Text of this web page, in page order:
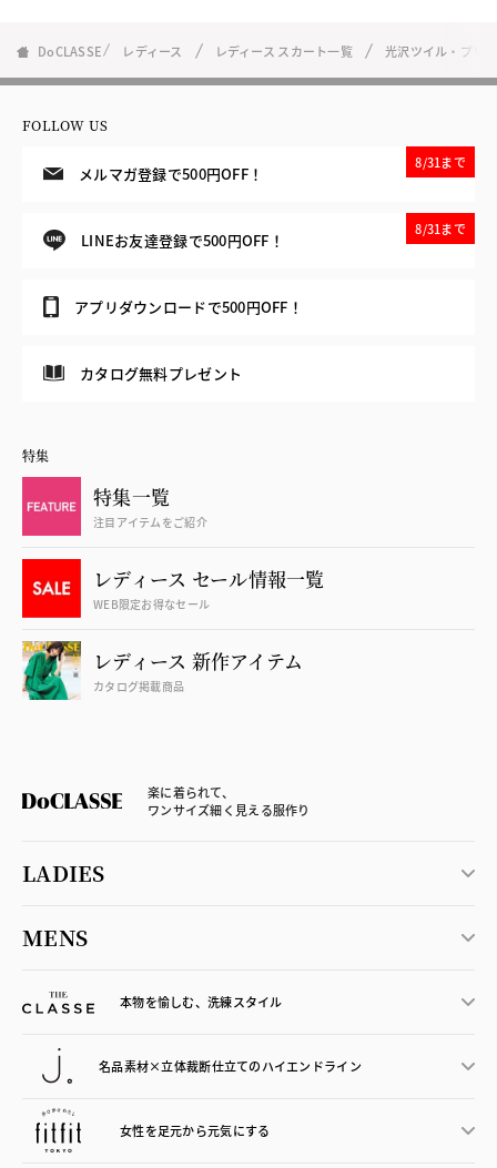
DoCLASSE レディース レディース スカート一覧 光沢ツイル・プリ
FOLLOW US
メルマガ登録で500円OFF！
8/31まで
LINEお友達登録で500円OFF！
8/31まで
アプリダウンロードで500円OFF！
カタログ無料プレゼント
特集
特集一覧
注目アイテムをご紹介
レディース セール情報一覧
WEB限定お得なセール
レディース 新作アイテム
カタログ掲載商品
楽に着られて、
ワンサイズ細く見える服作り
LADIES
MENS
本物を愉しむ、洗練スタイル
名品素材×立体裁断仕立てのハイエンドライン
女性を足元から元気にする